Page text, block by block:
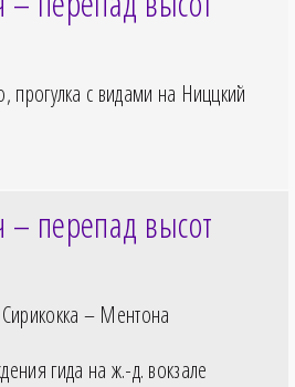
прогулка с видами на Ниццкий
– перепад высот
– Ментона
гида на ж.-д. вокзале